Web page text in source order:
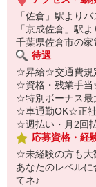
「佐倉」駅より
「京成佐倉」駅
千葉県佐倉市の家
待遇
☆昇給☆交通費規
☆資格・残業手
☆特別ボーナス
☆車通勤OK☆正
☆週払い・月2回
応募資格・経
☆未経験の方も
あなたのレベル
てネ♪